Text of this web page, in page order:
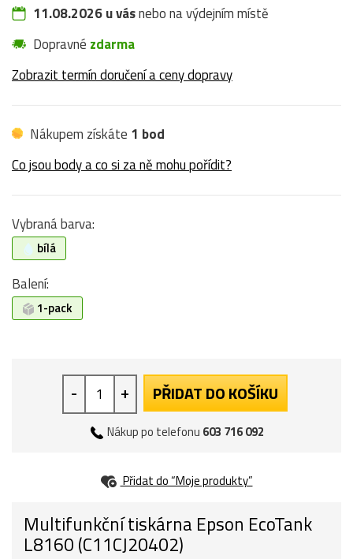
11.08.2026 u vásnebo na výdejním místě
Dopravné zdarma
Zobrazit termín doručení a ceny dopravy
Nákupem získáte 1 bod
Co jsou body a co si za ně mohu pořídit?
Vybraná barva:
bílá
Balení:
1-pack
- + PŘIDAT DO KOŠÍKU
Nákup po telefonu 603 716 092
Přidat do “Moje produkty”
Multifunkční tiskárna Epson EcoTank
L8160 (C11CJ20402)